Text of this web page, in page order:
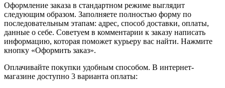
Оформление заказа в стандартном режиме выглядит
следующим образом. Заполняете полностью форму по
последовательным этапам: адрес, способ доставки, оплаты,
данные о себе. Советуем в комментарии к заказу написать
информацию, которая поможет курьеру вас найти. Нажмите
кнопку «Оформить заказ».
Оплачивайте покупки удобным способом. В интернет-
магазине доступно 3 варианта оплаты: